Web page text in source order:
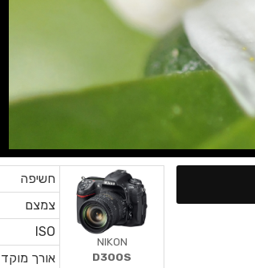
חשיפה
צמצם
ISO
אורך מוקד
NIKON
D300S